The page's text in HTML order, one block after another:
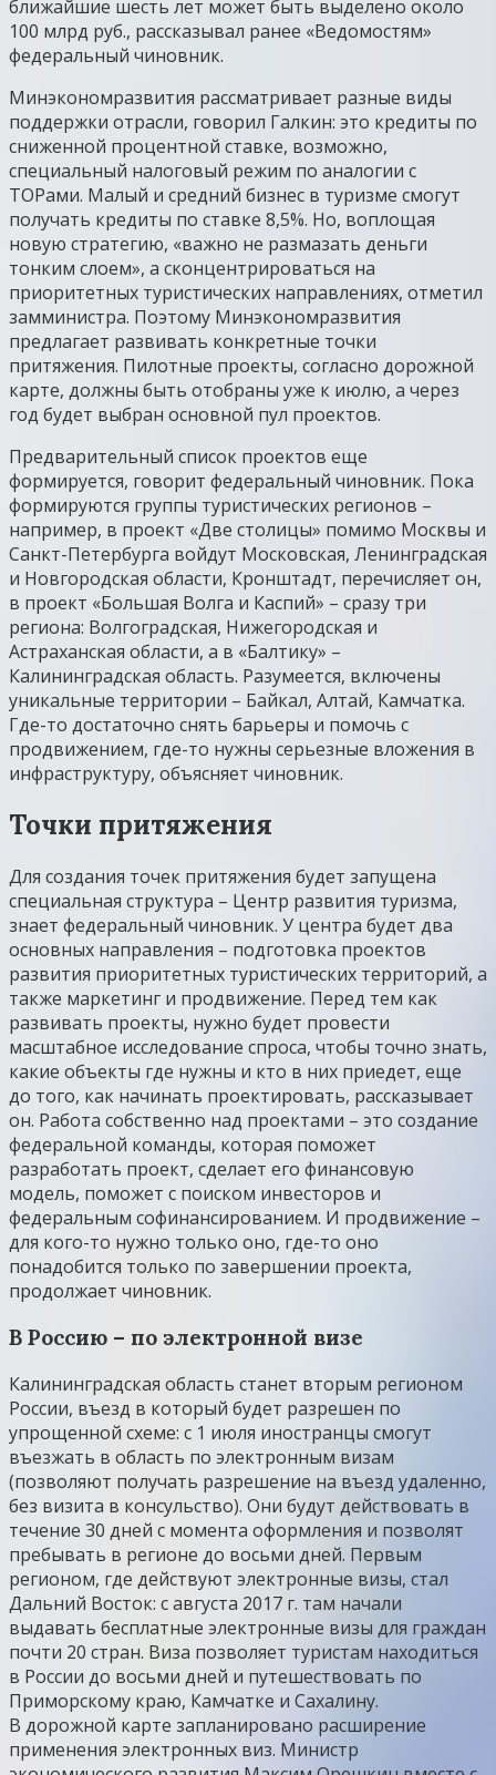
ближайшие шесть лет может быть выделено около
100 млрд руб., рассказывал ранее «Ведомостям»
федеральный чиновник.
Минэкономразвития рассматривает разные виды
поддержки отрасли, говорил Галкин: это кредиты по
сниженной процентной ставке, возможно,
специальный налоговый режим по аналогии с
ТОРами. Малый и средний бизнес в туризме смогут
получать кредиты по ставке 8,5%. Но, воплощая
новую стратегию, «важно не размазать деньги
тонким слоем», а сконцентрироваться на
приоритетных туристических направлениях, отметил
замминистра. Поэтому Минэкономразвития
предлагает развивать конкретные точки
притяжения. Пилотные проекты, согласно дорожной
карте, должны быть отобраны уже к июлю, а через
год будет выбран основной пул проектов.
Предварительный список проектов еще
формируется, говорит федеральный чиновник. Пока
формируются группы туристических регионов –
например, в проект «Две столицы» помимо Москвы и
Санкт-Петербурга войдут Московская, Ленинградская
и Новгородская области, Кронштадт, перечисляет он,
в проект «Большая Волга и Каспий» – сразу три
региона: Волгоградская, Нижегородская и
Астраханская области, а в «Балтику» –
Калининградская область. Разумеется, включены
уникальные территории – Байкал, Алтай, Камчатка.
Где-то достаточно снять барьеры и помочь с
продвижением, где-то нужны серьезные вложения в
инфраструктуру, объясняет чиновник.
Точки притяжения
Для создания точек притяжения будет запущена
специальная структура – Центр развития туризма,
знает федеральный чиновник. У центра будет два
основных направления – подготовка проектов
развития приоритетных туристических территорий, а
также маркетинг и продвижение. Перед тем как
развивать проекты, нужно будет провести
масштабное исследование спроса, чтобы точно знать,
какие объекты где нужны и кто в них приедет, еще
до того, как начинать проектировать, рассказывает
он. Работа собственно над проектами – это создание
федеральной команды, которая поможет
разработать проект, сделает его финансовую
модель, поможет с поиском инвесторов и
федеральным софинансированием. И продвижение –
для кого-то нужно только оно, где-то оно
понадобится только по завершении проекта,
продолжает чиновник.
В Россию – по электронной визе
Калининградская область станет вторым регионом
России, въезд в который будет разрешен по
упрощенной схеме: с 1 июля иностранцы смогут
въезжать в область по электронным визам
(позволяют получать разрешение на въезд удаленно,
без визита в консульство). Они будут действовать в
течение 30 дней с момента оформления и позволят
пребывать в регионе до восьми дней. Первым
регионом, где действуют электронные визы, стал
Дальний Восток: с августа 2017 г. там начали
выдавать бесплатные электронные визы для граждан
почти 20 стран. Виза позволяет туристам находиться
в России до восьми дней и путешествовать по
Приморскому краю, Камчатке и Сахалину.
В дорожной карте запланировано расширение
применения электронных виз. Министр